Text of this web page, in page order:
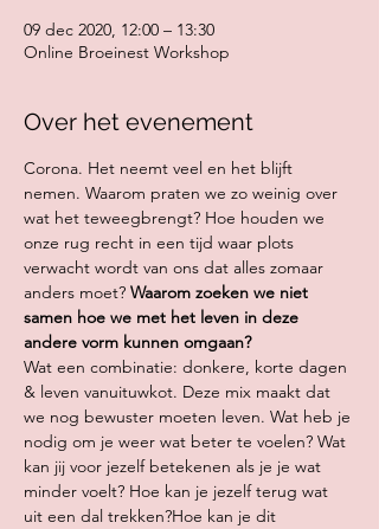
09 dec 2020, 12:00 – 13:30
Online Broeinest Workshop
Over het evenement
Corona. Het neemt veel en het blijft
nemen. Waarom praten we zo weinig over
wat het teweegbrengt? Hoe houden we
onze rug recht in een tijd waar plots
verwacht wordt van ons dat alles zomaar
anders moet? Waarom zoeken we niet
samen hoe we met het leven in deze
andere vorm kunnen omgaan?
Wat een combinatie: donkere, korte dagen
& leven vanuituwkot. Deze mix maakt dat
we nog bewuster moeten leven. Wat heb je
nodig om je weer wat beter te voelen? Wat
kan jij voor jezelf betekenen als je je wat
minder voelt? Hoe kan je jezelf terug wat
uit een dal trekken?Hoe kan je dit